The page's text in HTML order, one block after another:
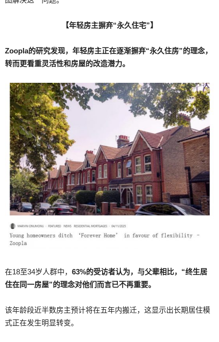
【年轻房主摒弃“永久住宅”】
Zoopla的研究发现，年轻房主正在逐渐摒弃“永久住房”的理念，
转而更看重灵活性和房屋的改造潜力。
在18至34岁人群中， 63%的受访者认为，与父辈相比，“终生居
住在同一房屋”的理念对他们而言已不再重要。
该年龄段近半数房主预计将在五年内搬迁，这显示出长期居住模
式正在发生明显转变。